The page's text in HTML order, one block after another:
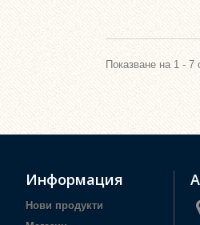
Показване на 1 - 7
Информация
Нови продукти